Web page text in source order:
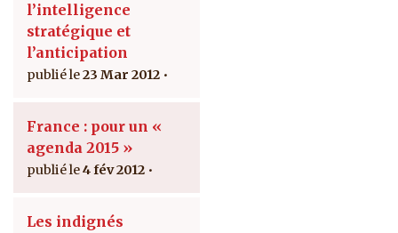
l’intelligence
stratégique et
l’anticipation
23 Mar 2012
France : pour un «
agenda 2015 »
4 fév 2012
Les indignés